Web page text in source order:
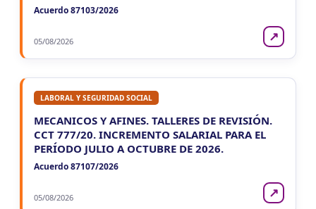
Acuerdo 87103/2026
05/08/2026 ↗
LABORAL Y SEGURIDAD SOCIAL
MECANICOS Y AFINES. TALLERES DE REVISIÓN.
CCT 777/20. INCREMENTO SALARIAL PARA EL
PERÍODO JULIO A OCTUBRE DE 2026.
Acuerdo 87107/2026
05/08/2026 ↗